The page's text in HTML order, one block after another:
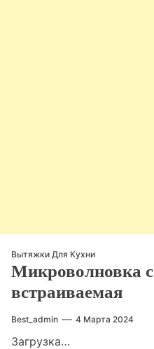
Вытяжки Для Кухни
Микроволновка
встраиваемая
Best_admin 4 Марта 2024
Загрузка…